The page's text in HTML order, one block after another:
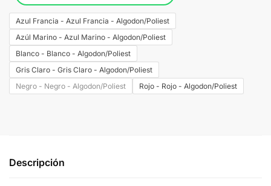
Azul Francia - Azul Francia - Algodon/Poliest
Azúl Marino - Azul Marino - Algodon/Poliest
Blanco - Blanco - Algodon/Poliest
Gris Claro - Gris Claro - Algodon/Poliest
Negro - Negro - Algodon/Poliest
Rojo - Rojo - Algodon/Poliest
Descripción